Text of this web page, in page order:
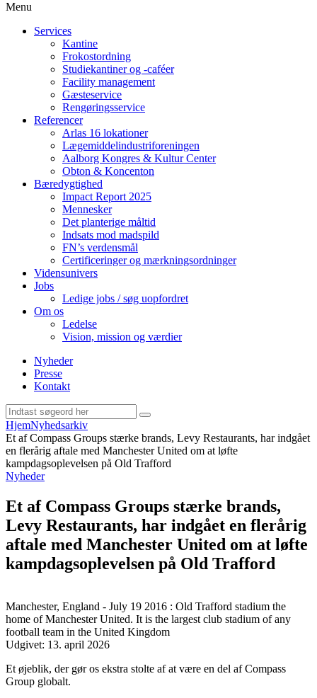
Menu
Services
Kantine
Frokostordning
Studiekantiner og -caféer
Facility management
Gæsteservice
Rengøringsservice
Referencer
Arlas 16 lokationer
Lægemiddelindustriforeningen
Aalborg Kongres & Kultur Center
Obton & Koncenton
Bæredygtighed
Impact Report 2025
Mennesker
Det planterige måltid
Indsats mod madspild
FN’s verdensmål
Certificeringer og mærkningsordninger
Vidensunivers
Jobs
Ledige jobs / søg uopfordret
Om os
Ledelse
Vision, mission og værdier
Nyheder
Presse
Kontakt
HjemNyhedsarkiv
Et af Compass Groups stærke brands, Levy Restaurants, har indgået
en flerårig aftale med Manchester United om at løfte
kampdagsoplevelsen på Old Trafford
Nyheder
Et af Compass Groups stærke brands,
Levy Restaurants, har indgået en flerårig
aftale med Manchester United om at løfte
kampdagsoplevelsen på Old Trafford
Manchester, England - July 19 2016 : Old Trafford stadium the
home of Manchester United. It is the largest club stadium of any
football team in the United Kingdom
Udgivet: 13. april 2026
Et øjeblik, der gør os ekstra stolte af at være en del af Compass
Group globalt.